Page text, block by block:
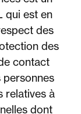
qui est en
des
des
contact
relatives à
dont